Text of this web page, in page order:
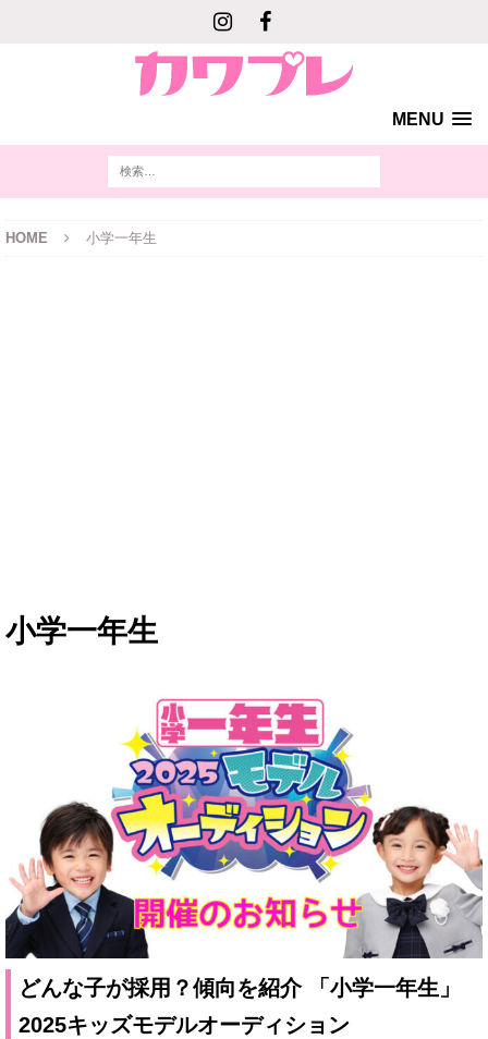
MENU
HOME 小学一年生
小学一年生
どんな子が採用？傾向を紹介 「小学一年生」
2025キッズモデルオーディション